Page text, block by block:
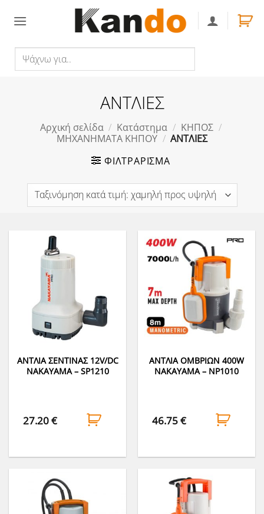
για..
ΑΝΤΛΙΕΣ
Αρχική σελίδα / Κατάστημα / ΚΗΠΟΣ /
ΜΗΧΑΝΗΜΑΤΑ ΚΗΠΟΥ / ΑΝΤΛΙΕΣ
ΦΙΛΤΡΆΡΙΣΜΑ
ΑΝΤΛΙΑ ΣΕΝΤΙΝΑΣ 12V/DC
NAKAYAMA – SP1210
27.20€
ΑΝΤΛΙΑ ΟΜΒΡΙΩΝ 400W
NAKAYAMA – NP1010
46.75€